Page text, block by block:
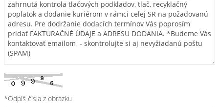
*Odpíš čísla z obrázku